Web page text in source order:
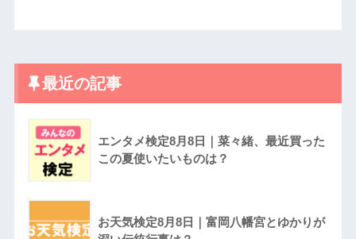
最近の記事
エンタメ検定8月8日｜菜々緒、最近買った
この夏使いたいものは？
お天気検定8月8日｜富岡八幡宮とゆかりが